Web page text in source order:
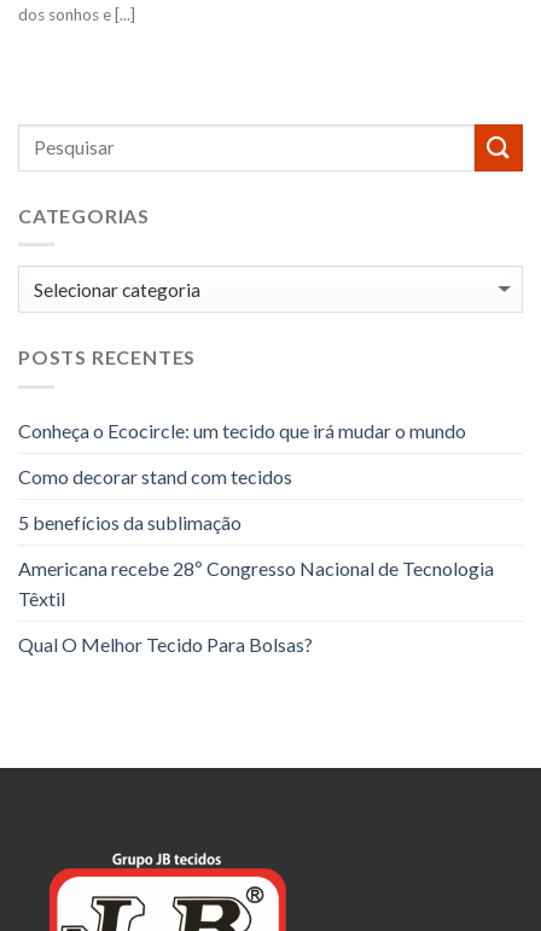
CATEGORIAS
Categorias
POSTS RECENTES
Conheça o Ecocircle: um tecido que irá mudar o mundo
Como decorar stand com tecidos
5 benefícios da sublimação
Americana recebe 28º Congresso Nacional de Tecnologia
Têxtil
Qual O Melhor Tecido Para Bolsas?
dos sonhos e [...]